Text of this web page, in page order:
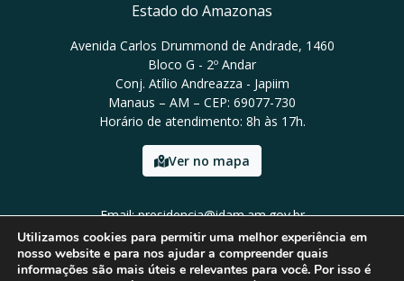
Estado do Amazonas
Avenida Carlos Drummond de Andrade, 1460
Bloco G - 2º Andar
Conj. Atílio Andreazza - Japiim
Manaus – AM – CEP: 69077-730
Horário de atendimento: 8h às 17h.
Ver no mapa
Email: presidencia@idam.am.gov.br
Tel: (92) 98452-9911
Utilizamos cookies para permitir uma melhor experiência em
nosso website e para nos ajudar a compreender quais
informações são mais úteis e relevantes para você. Por isso é